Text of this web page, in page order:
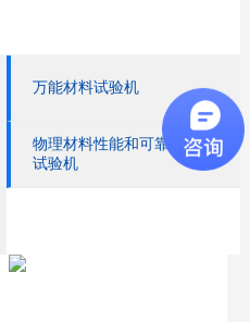
万能材料试验机
物理材料性能和可靠性测试类
试验机